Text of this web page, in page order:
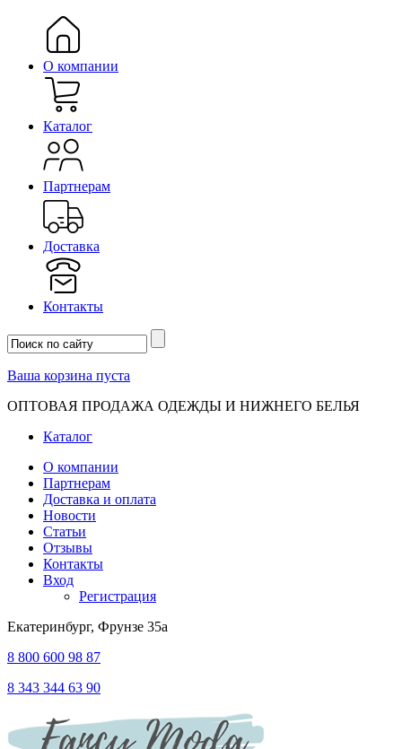
О компании
Каталог
Партнерам
Доставка
Контакты
Ваша корзина пуста
ОПТОВАЯ ПРОДАЖА ОДЕЖДЫ И НИЖНЕГО БЕЛЬЯ
Каталог
О компании
Партнерам
Доставка и оплата
Новости
Статьи
Отзывы
Контакты
Вход
Регистрация
Екатеринбург, Фрунзе 35а
8 800 600 98 87
8 343 344 63 90